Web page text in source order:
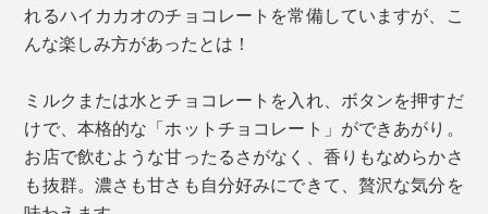
れるハイカカオのチョコレートを常備していますが、こ
んな楽しみ方があったとは！
ミルクまたは水とチョコレートを入れ、ボタンを押すだ
けで、本格的な「ホットチョコレート」ができあがり。
お店で飲むような甘ったるさがなく、香りもなめらかさ
も抜群。濃さも甘さも自分好みにできて、贅沢な気分を